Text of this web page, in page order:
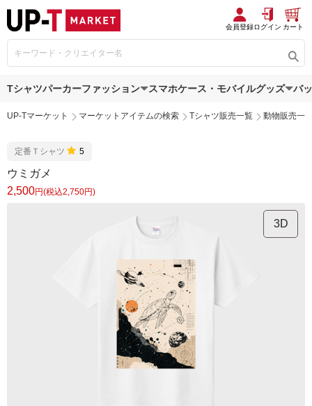
会員登録ログイン カート
Tシャツパーカーファッション スマホケース・モバイルグッズ バ
UP-Tマーケット マーケットアイテムの検索 Tシャツ販売一覧 動物販売一
定番Ｔシャツ 5
ウミガメ
2,500円(税込2,750円)
3D